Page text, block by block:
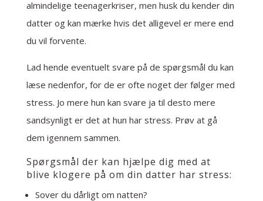
almindelige teenagerkriser, men husk du kender din
datter og kan mærke hvis det alligevel er mere end
du vil forvente.
Lad hende eventuelt svare på de spørgsmål du kan
læse nedenfor, for de er ofte noget der følger med
stress. Jo mere hun kan svare ja til desto mere
sandsynligt er det at hun har stress. Prøv at gå
dem igennem sammen.
Spørgsmål der kan hjælpe dig med at
blive klogere på om din datter har stress:
Sover du dårligt om natten?